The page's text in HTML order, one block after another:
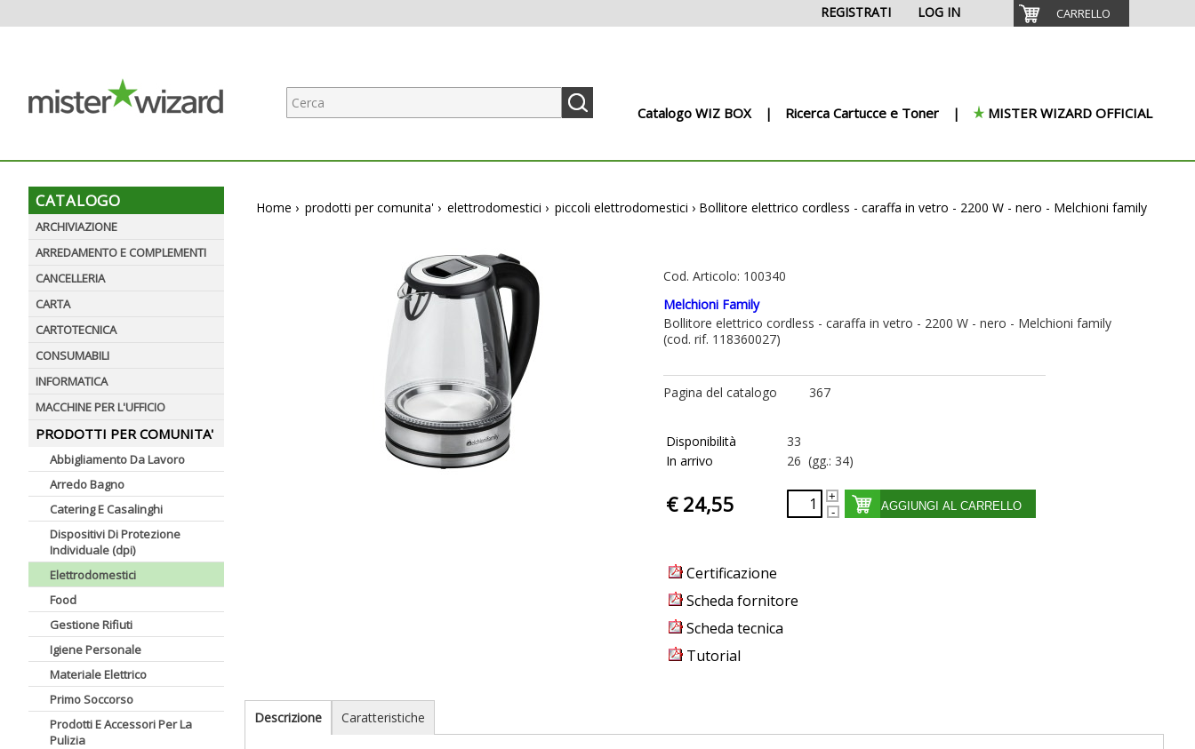
CARRELLO
LOG IN
REGISTRATI
Catalogo WIZ BOX Ricerca Cartucce e Toner MISTER WIZARD OFFICIAL
CATALOGO
ARCHIVIAZIONE
ARREDAMENTO E COMPLEMENTI
CANCELLERIA
CARTA
CARTOTECNICA
CONSUMABILI
INFORMATICA
MACCHINE PER L'UFFICIO
PRODOTTI PER COMUNITA'
Abbigliamento Da Lavoro
Arredo Bagno
Catering E Casalinghi
Dispositivi Di Protezione
Individuale (dpi)
Elettrodomestici
Food
Gestione Rifiuti
Igiene Personale
Materiale Elettrico
Primo Soccorso
Prodotti E Accessori Per La
Pulizia
Home › prodotti per comunita' › elettrodomestici › piccoli elettrodomestici › Bollitore elettrico cordless - caraffa in vetro - 2200 W - nero - Melchioni family
Cod. Articolo: 100340
Melchioni Family
Bollitore elettrico cordless - caraffa in vetro - 2200 W - nero - Melchioni family
(cod. rif. 118360027)
Pagina del catalogo 367
Disponibilità
33
In arrivo
26 (gg.: 34)
€ 24,55 AGGIUNGI AL CARRELLO
Certificazione
Scheda fornitore
Scheda tecnica
Tutorial
Descrizione Caratteristiche